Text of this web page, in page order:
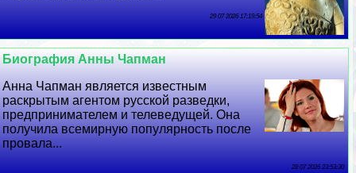
29 07 2026 17:19:54
Биография Анны Чапман
Анна Чапман является известным
раскрытым агентом русской разведки,
предпринимателем и телеведущей. Она
получила всемирную популярность после
провала...
28 07 2026 23:53:30